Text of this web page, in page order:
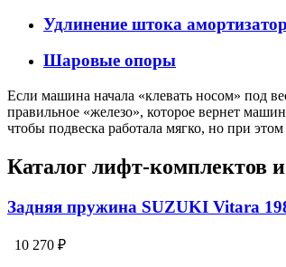
Удлинение штока
Шаровые опоры
Если машина начала «клевать носом» под
правильное «железо», которое вернет
чтобы подвеска работала мягко, но при
Каталог лифт-комплектов
Задняя пружина SUZUKI Vitara
10 270 ₽